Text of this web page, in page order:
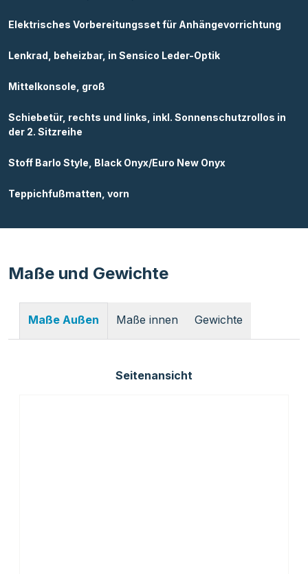
Elektrisches Vorbereitungsset für Anhängevorrichtung
Lenkrad, beheizbar, in Sensico Leder-Optik
Mittelkonsole, groß
Schiebetür, rechts und links, inkl. Sonnenschutzrollos in
der 2. Sitzreihe
Stoff Barlo Style, Black Onyx/Euro New Onyx
Teppichfußmatten, vorn
Maße und Gewichte
Maße Außen Maße innen Gewichte
Seitenansicht